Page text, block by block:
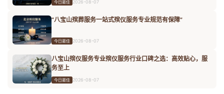
今日最佳 2026-08-07
“八宝山殡葬服务一站式殡仪服务专业规范有保障”
今日最佳 2026-08-07
八宝山殡仪服务专业殡仪服务行业口碑之选：高效贴心，服
务至上
今日最佳 2026-08-07